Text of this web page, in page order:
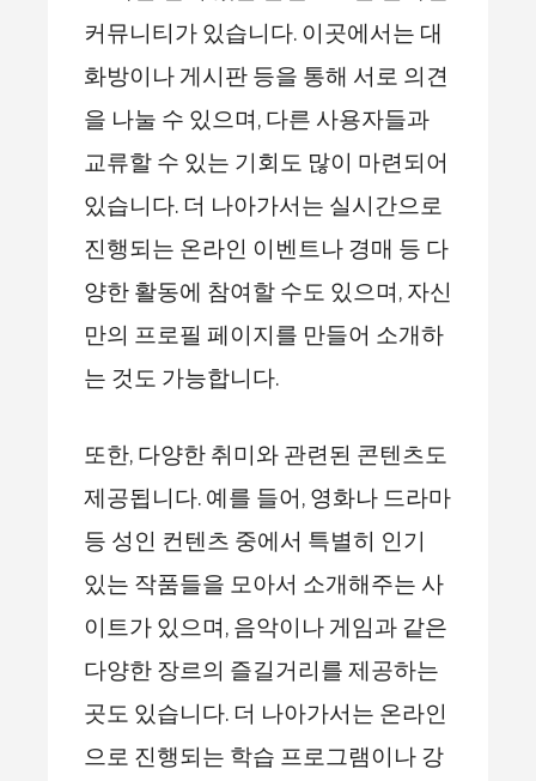
커뮤니티가 있습니다. 이곳에서는 대
화방이나 게시판 등을 통해 서로 의견
을 나눌 수 있으며, 다른 사용자들과
교류할 수 있는 기회도 많이 마련되어
있습니다. 더 나아가서는 실시간으로
진행되는 온라인 이벤트나 경매 등 다
양한 활동에 참여할 수도 있으며, 자신
만의 프로필 페이지를 만들어 소개하
는 것도 가능합니다.
또한, 다양한 취미와 관련된 콘텐츠도
제공됩니다. 예를 들어, 영화나 드라마
등 성인 컨텐츠 중에서 특별히 인기
있는 작품들을 모아서 소개해주는 사
이트가 있으며, 음악이나 게임과 같은
다양한 장르의 즐길거리를 제공하는
곳도 있습니다. 더 나아가서는 온라인
으로 진행되는 학습 프로그램이나 강